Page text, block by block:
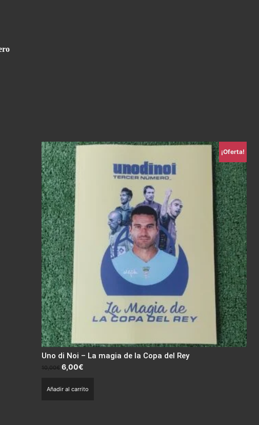
¡Oferta!
Uno di Noi – La magia de la Copa del Rey
10,00€ El
original
6,00€
actual
Añadir al carrito